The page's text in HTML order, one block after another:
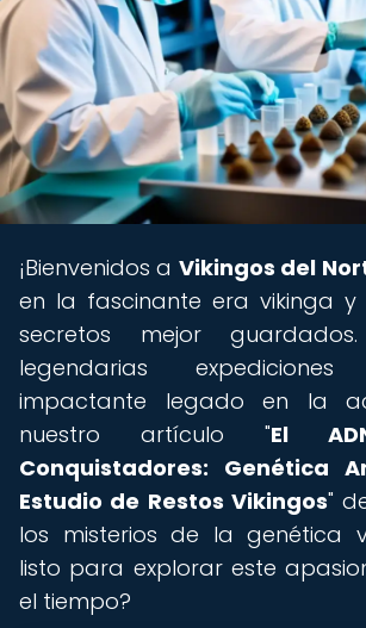
¡Bienvenidos a Vikingos del
en la fascinante era vikinga y
secretos mejor
legendarias
impactante legado en la
nuestro artículo "El
Conquistadores: Genética
Estudio de Restos Vikingos"
los misterios de la genética
listo para explorar este
el tiempo?